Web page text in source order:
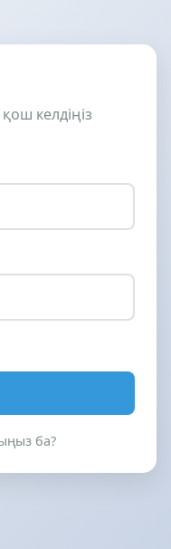
келдіңіз
ба?